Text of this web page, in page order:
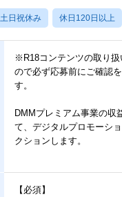
土日祝休み 休日120日以上
※R18コンテンツの取り扱
ので必ず応募前にご確認
す。
DMMプレミアム事業の収
て、デジタルプロモーシ
クションします。
【必須】